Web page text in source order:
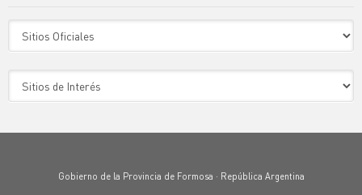
Gobierno de la Provincia de Formosa · República Argentina